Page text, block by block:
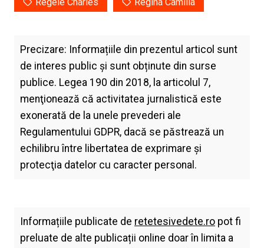
Regele Charles Regina Camilla
Precizare: Informațiile din prezentul articol sunt
de interes public și sunt obținute din surse
publice. Legea 190 din 2018, la articolul 7,
menţionează că activitatea jurnalistică este
exonerată de la unele prevederi ale
Regulamentului GDPR, dacă se păstrează un
echilibru între libertatea de exprimare şi
protecţia datelor cu caracter personal.
Informațiile publicate de retetesivedete.ropot fi
preluate de alte publicații online doar în limita a